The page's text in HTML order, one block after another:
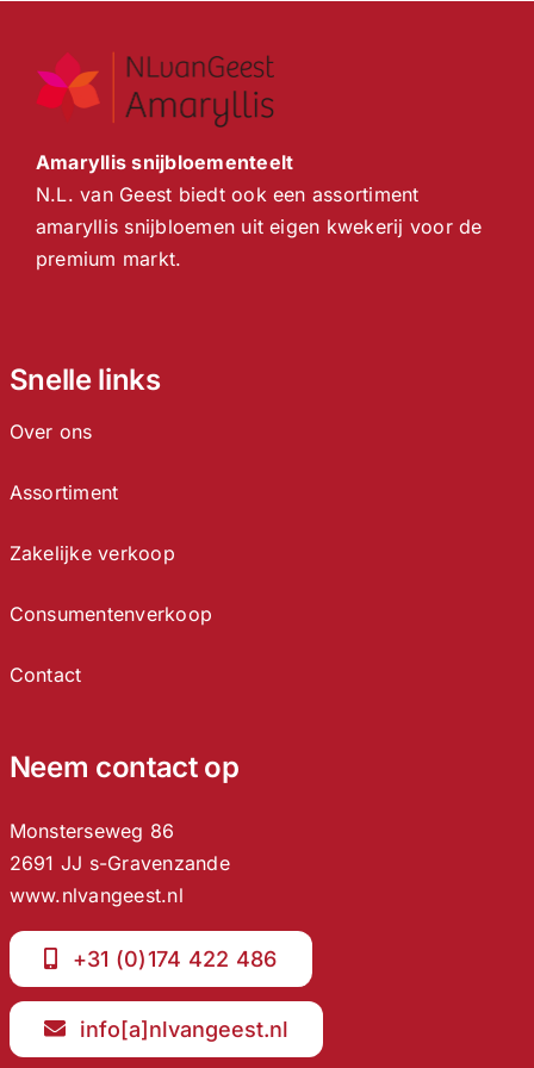
Amaryllis snijbloementeelt
N.L. van Geest biedt ook een assortiment
amaryllis snijbloemen uit eigen kwekerij voor de
premium markt.
Snelle links
Over ons
Assortiment
Zakelijke verkoop
Consumentenverkoop
Contact
Neem contact op
Monsterseweg 86
2691 JJ s-Gravenzande
www.nlvangeest.nl
+31 (0)174 422 486
info[a]nlvangeest.nl